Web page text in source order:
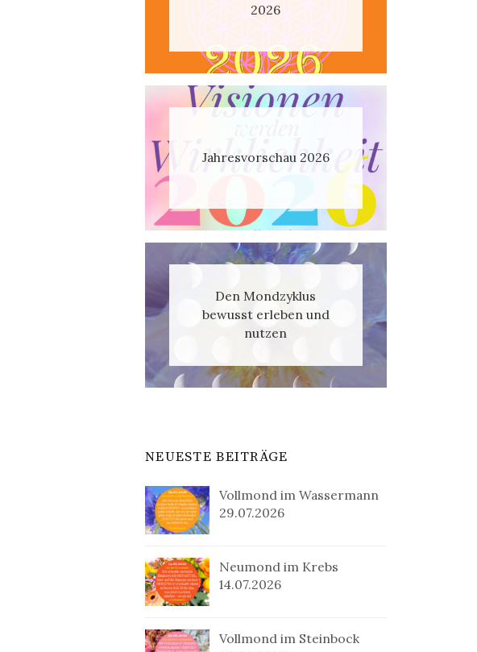
2026
Jahresvorschau 2026
Den Mondzyklus
bewusst erleben und
nutzen
NEUESTE BEITRÄGE
Vollmond im Wassermann
29.07.2026
Neumond im Krebs
14.07.2026
Vollmond im Steinbock